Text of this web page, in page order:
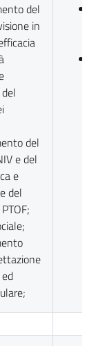
del
in
del
e del
e
del